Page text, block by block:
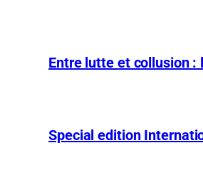
Entre lutte et collusion :
Special edition